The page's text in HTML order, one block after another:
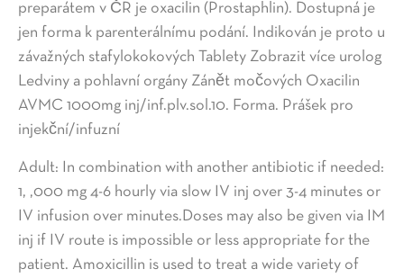
preparátem v ČR je oxacilin (Prostaphlin). Dostupná je
jen forma k parenterálnímu podání. Indikován je proto u
závažných stafylokokových Tablety Zobrazit více urolog
Ledviny a pohlavní orgány Zánět močových Oxacilin
AVMC 1000mg inj/inf.plv.sol.10. Forma. Prášek pro
injekční/infuzní
Adult: In combination with another antibiotic if needed:
1, ,000 mg 4-6 hourly via slow IV inj over 3-4 minutes or
IV infusion over minutes.Doses may also be given via IM
inj if IV route is impossible or less appropriate for the
patient. Amoxicillin is used to treat a wide variety of